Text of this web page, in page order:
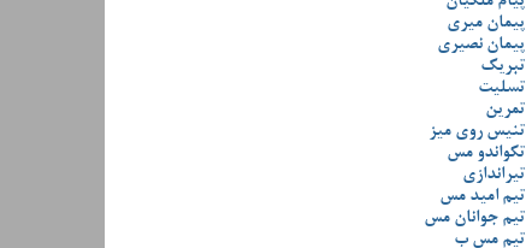
پیمان میری
پیمان نصیری
تبریک
تسلیت
تمرین
تنیس روی میز
تکواندو مس
تیراندازی
تیم امید مس
تیم جوانان مس
تیم مس ب